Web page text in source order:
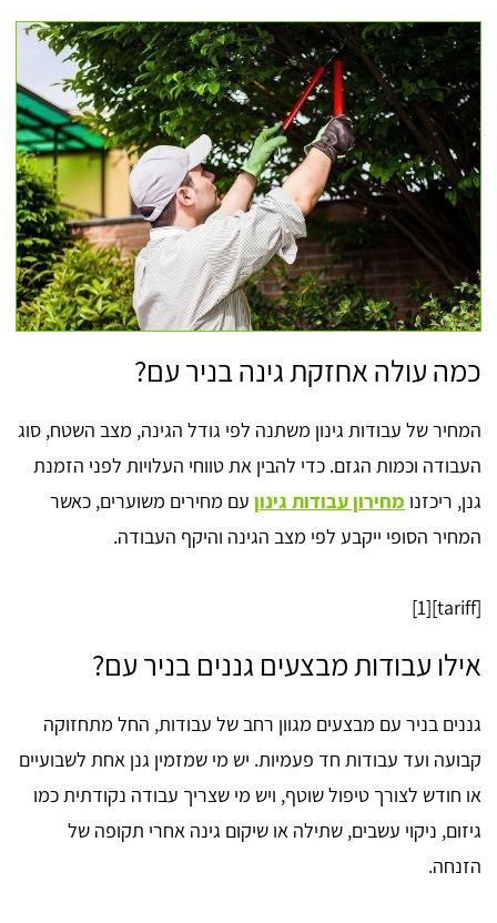
כמה עולה אחזקת גינה בניר עם?
המחיר של עבודות גינון משתנה לפי גודל הגינה, מצב השטח, סוג
העבודה וכמות הגזם. כדי להבין את טווחי העלויות לפני הזמנת
גנן, ריכזנו מחירון עבודות גינון עם מחירים משוערים, כאשר
המחיר הסופי ייקבע לפי מצב הגינה והיקף העבודה.
[tariff][1]
אילו עבודות מבצעים גננים בניר עם?
גננים בניר עם מבצעים מגוון רחב של עבודות, החל מתחזוקה
קבועה ועד עבודות חד פעמיות. יש מי שמזמין גנן אחת לשבועיים
או חודש לצורך טיפול שוטף, ויש מי שצריך עבודה נקודתית כמו
גיזום, ניקוי עשבים, שתילה או שיקום גינה אחרי תקופה של
הזנחה.